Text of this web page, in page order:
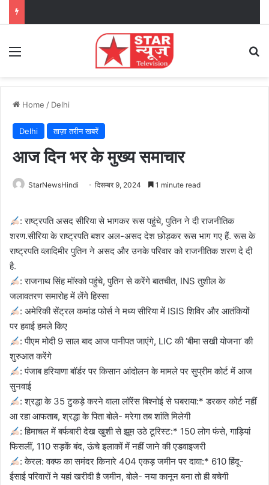
Menu
Home / Delhi
Delhi ताज़ा तरीन खबरें
आज दिन भर के मुख्य समाचार
StarNewsHindi दिसम्बर 9, 2024 1 minute read
: राष्ट्रपति असद सीरिया से भागकर रूस पहुंचे, पुतिन ने दी राजनीतिक
शरण.सीरिया के राष्ट्रपति बशर अल-असद देश छोड़कर रूस भाग गए हैं. रूस के
राष्ट्रपति व्लादिमीर पुतिन ने असद और उनके परिवार को राजनीतिक शरण दे दी
है.
: राजनाथ सिंह मॉस्को पहुंचे, पुतिन से करेंगे बातचीत, INS तुशील के
जलावतरण समारोह में लेंगे हिस्सा
: अमेरिकी सेंट्रल कमांड फोर्स ने मध्य सीरिया में ISIS शिविर और आतंकियों
पर हवाई हमले किए
: पीएम मोदी 9 साल बाद आज पानीपत जाएंगे, LIC की ‘बीमा सखी योजना’ की
शुरुआत करेंगे
: पंजाब हरियाणा बॉर्डर पर किसान आंदोलन के मामले पर सुप्रीम कोर्ट में आज
सुनवाई
: श्रद्धा के 35 टुकड़े करने वाला लॉरेंस बिश्नोई से घबराया:* डरकर कोर्ट नहीं
आ रहा आफताब, श्रद्धा के पिता बोले- मरेगा तब शांति मिलेगी
: हिमाचल में बर्फबारी देख खुशी से झूम उठे टूरिस्ट:* 150 लोग फंसे, गाड़ियां
फिसलीं, 110 सड़कें बंद, ऊंचे इलाकों में नहीं जाने की एडवाइजरी
: केरल: वक्फ का समंदर किनारे 404 एकड़ जमीन पर दावा:* 610 हिंदू-
ईसाई परिवारों ने यहां खरीदी है जमीन, बोले- नया कानून बना तो ही बचेगी